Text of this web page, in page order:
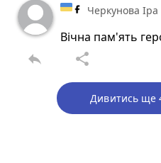
Черкунова Іра
Вічна пам'ять
reply share
Дивитись ще